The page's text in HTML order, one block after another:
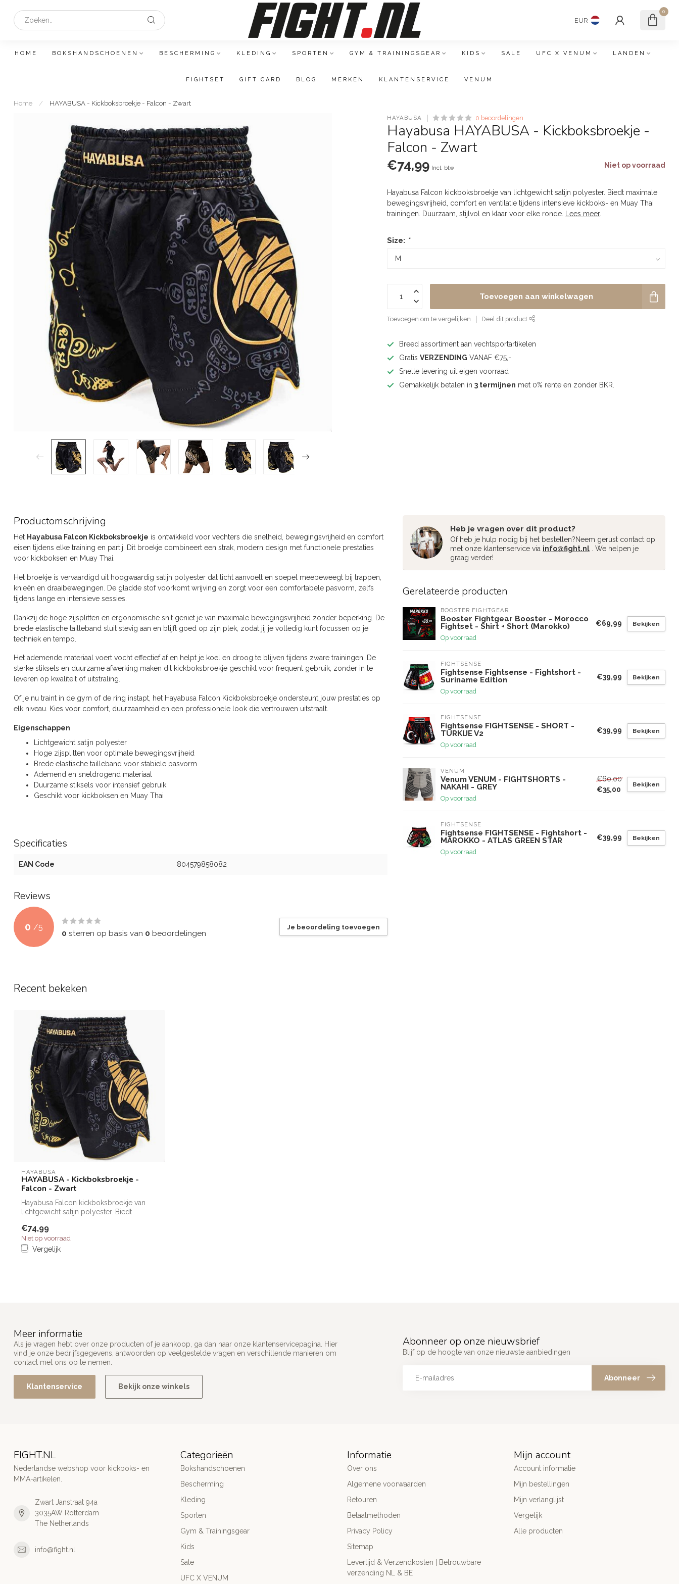
EUR
0
HOME BOKSHANDSCHOENEN BESCHERMING KLEDING SPORTEN GYM & TRAININGSGEAR KIDS SALE UFC X VENUM LANDEN
FIGHTSET GIFT CARD BLOG MERKEN KLANTENSERVICE VENUM
Home / HAYABUSA - Kickboksbroekje - Falcon - Zwart
HAYABUSA 0 beoordelingen
Hayabusa HAYABUSA - Kickboksbroekje -
Falcon - Zwart
€74,99 Incl. btw Niet op voorraad
Hayabusa Falcon kickboksbroekje van lichtgewicht satijn polyester. Biedt maximale
bewegingsvrijheid, comfort en ventilatie tijdens intensieve kickboks- en Muay Thai
trainingen. Duurzaam, stijlvol en klaar voor elke ronde.
Lees meer.
Size: *
Toevoegen aan winkelwagen
Toevoegen om te vergelijken Deel dit product
Breed assortiment aan vechtsportartikelen
GratisVERZENDING VANAF €75,-
Snelle levering uit eigen voorraad
Gemakkelijk betalen in3 termijnen met 0% rente en zonder BKR.
Productomschrijving
Het Hayabusa Falcon Kickboksbroekje is ontwikkeld voor vechters die snelheid, bewegingsvrijheid en comfort
eisen tijdens elke training en partij. Dit broekje combineert een strak, modern design met functionele prestaties
voor kickboksen en Muay Thai.
Het broekje is vervaardigd uit hoogwaardig satijn polyester dat licht aanvoelt en soepel meebeweegt bij trappen,
knieën en draaibewegingen. De gladde stof voorkomt wrijving en zorgt voor een comfortabele pasvorm, zelfs
tijdens lange en intensieve sessies.
Dankzij de hoge zijsplitten en ergonomische snit geniet je van maximale bewegingsvrijheid zonder beperking. De
brede elastische tailleband sluit stevig aan en blijft goed op zijn plek, zodat jij je volledig kunt focussen op je
techniek en tempo.
Het ademende materiaal voert vocht effectief af en helpt je koel en droog te blijven tijdens zware trainingen. De
sterke stiksels en duurzame afwerking maken dit kickboksbroekje geschikt voor frequent gebruik, zonder in te
leveren op kwaliteit of uitstraling.
Of je nu traint in de gym of de ring instapt, het Hayabusa Falcon Kickboksbroekje ondersteunt jouw prestaties op
elk niveau. Kies voor comfort, duurzaamheid en een professionele look die vertrouwen uitstraalt.
Eigenschappen
Lichtgewicht satijn polyester
Hoge zijsplitten voor optimale bewegingsvrijheid
Brede elastische tailleband voor stabiele pasvorm
Ademend en sneldrogend materiaal
Duurzame stiksels voor intensief gebruik
Geschikt voor kickboksen en Muay Thai
Specificaties
EAN Code 804579858082
Reviews
0 /5
0 sterren op basis van 0 beoordelingen
Je beoordeling toevoegen
Heb je vragen over dit product?
Of heb je hulp nodig bij het bestellen?Neem gerust contact op
met onze klantenservice via info@fight.nl . We helpen je
graag verder!
Gerelateerde producten
BOOSTER FIGHTGEAR
Booster Fightgear Booster - Morocco
Fightset - Shirt + Short (Marokko)
Op voorraad
€69,99 Bekijken
FIGHTSENSE
Fightsense Fightsense - Fightshort -
Suriname Edition
Op voorraad
€39,99 Bekijken
FIGHTSENSE
Fightsense FIGHTSENSE - SHORT -
TURKIJE V2
Op voorraad
€39,99 Bekijken
VENUM
Venum VENUM - FIGHTSHORTS -
NAKAHI - GREY
Op voorraad
€60,00
€35,00
Bekijken
FIGHTSENSE
Fightsense FIGHTSENSE - Fightshort -
MAROKKO - ATLAS GREEN STAR
Op voorraad
€39,99 Bekijken
Recent bekeken
HAYABUSA
HAYABUSA - Kickboksbroekje -
Falcon - Zwart
Hayabusa Falcon kickboksbroekje van
lichtgewicht satijn polyester. Biedt
€74,99
Niet op voorraad
Vergelijk
Meer informatie
Als je vragen hebt over onze producten of je aankoop, ga dan naar onze klantenservicepagina. Hier
vind je onze bedrijfsgegevens, antwoorden op veelgestelde vragen en verschillende manieren om
contact met ons op te nemen.
Klantenservice Bekijk onze winkels
Abonneer op onze nieuwsbrief
Blijf op de hoogte van onze nieuwste aanbiedingen
Abonneer
FIGHT.NL
Nederlandse webshop voor kickboks- en
MMA-artikelen.
Zwart Janstraat 94a
3035AW Rotterdam
The Netherlands
info@fight.nl
Categorieën
Bokshandschoenen
Bescherming
Kleding
Sporten
Gym & Trainingsgear
Kids
Sale
UFC X VENUM
Informatie
Over ons
Algemene voorwaarden
Retouren
Betaalmethoden
Privacy Policy
Sitemap
Levertijd & Verzendkosten | Betrouwbare
verzending NL & BE
Mijn account
Account informatie
Mijn bestellingen
Mijn verlanglijst
Vergelijk
Alle producten